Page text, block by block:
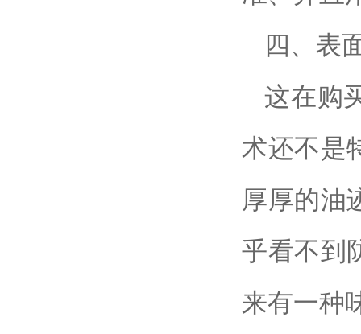
四、表
这在购
术还不是
厚厚的油
乎看不到
来有一种